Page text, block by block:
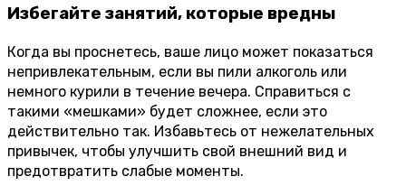
Избегайте занятий, которые вредны
Когда вы проснетесь, ваше лицо может показаться
непривлекательным, если вы пили алкоголь или
немного курили в течение вечера. Справиться с
такими «мешками» будет сложнее, если это
действительно так. Избавьтесь от нежелательных
привычек, чтобы улучшить свой внешний вид и
предотвратить слабые моменты.